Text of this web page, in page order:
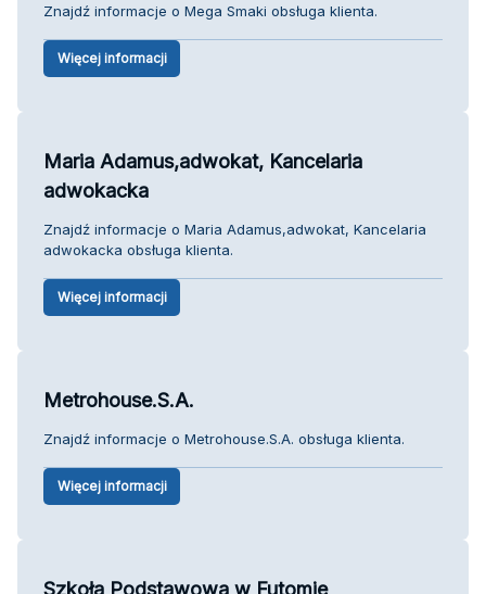
Znajdź informacje o Mega Smaki obsługa klienta.
Więcej informacji
Maria Adamus,adwokat, Kancelaria
adwokacka
Znajdź informacje o Maria Adamus,adwokat, Kancelaria
adwokacka obsługa klienta.
Więcej informacji
Metrohouse.S.A.
Znajdź informacje o Metrohouse.S.A. obsługa klienta.
Więcej informacji
Szkoła Podstawowa w Futomie